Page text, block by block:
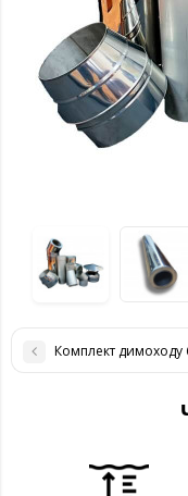
Комплект